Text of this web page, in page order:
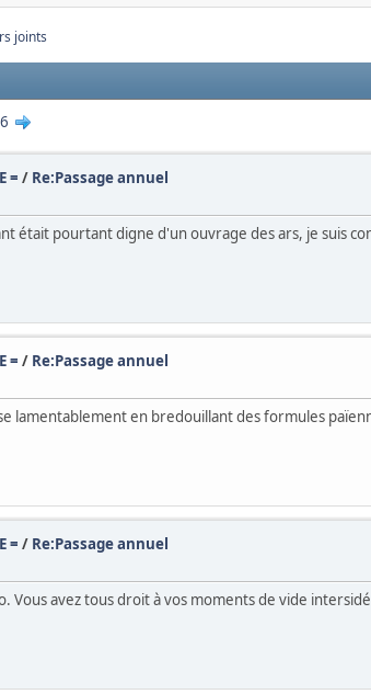
joints
= / Re:Passage annuel
était pourtant digne d'un ouvrage des ars, je suis
= / Re:Passage annuel
lamentablement en bredouillant des formules
= / Re:Passage annuel
Vous avez tous droit à vos moments de vide